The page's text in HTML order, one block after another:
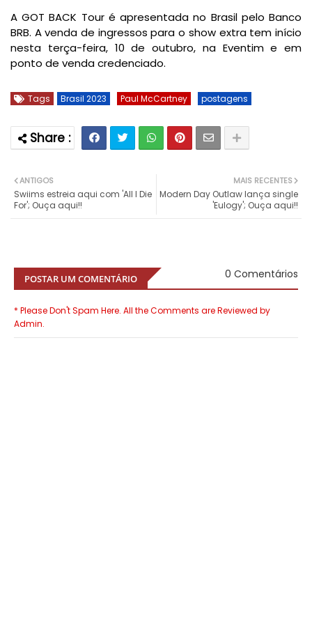
A GOT BACK Tour é apresentada no Brasil pelo Banco
BRB. A venda de ingressos para o show extra tem início
nesta terça-feira, 10 de outubro, na Eventim e em
ponto de venda credenciado.
Tags Brasil 2023 Paul McCartney postagens
MAIS RECENTES
Modern Day Outlaw lança single
'Eulogy'; Ouça aqui!!
ANTIGOS
Swiims estreia aqui com 'All I Die
For'; Ouça aqui!!
POSTAR UM COMENTÁRIO 0 Comentários
* Please Don't Spam Here. All the Comments are Reviewed by
Admin.